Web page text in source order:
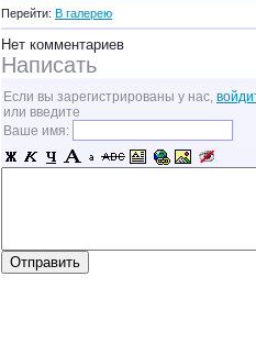
Перейти: В галерею
Нет комментариев
Написать
Если вы зарегистрированы у нас,
или введите
Ваше имя: